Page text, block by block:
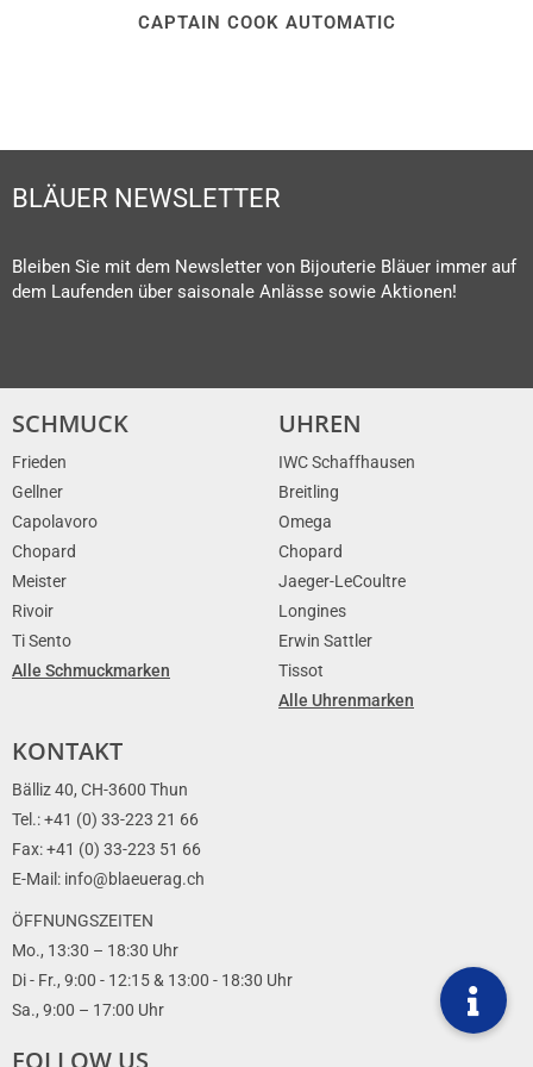
CAPTAIN COOK AUTOMATIC
BLÄUER NEWSLETTER
Bleiben Sie mit dem Newsletter von Bijouterie Bläuer immer auf
dem Laufenden über saisonale Anlässe sowie Aktionen!
SCHMUCK
Frieden
Gellner
Capolavoro
Chopard
Meister
Rivoir
Ti Sento
Alle Schmuckmarken
UHREN
IWC Schaffhausen
Breitling
Omega
Chopard
Jaeger-LeCoultre
Longines
Erwin Sattler
Tissot
Alle Uhrenmarken
KONTAKT
Bälliz 40, CH-3600 Thun
Tel.: +41 (0) 33-223 21 66
Fax: +41 (0) 33-223 51 66
E-Mail: info@blaeuerag.ch
ÖFFNUNGSZEITEN
Mo., 13:30 – 18:30 Uhr
Di - Fr., 9:00 - 12:15 & 13:00 - 18:30 Uhr
Sa., 9:00 – 17:00 Uhr
FOLLOW US